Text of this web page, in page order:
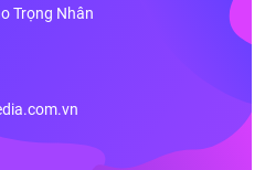
Trọng Nhân